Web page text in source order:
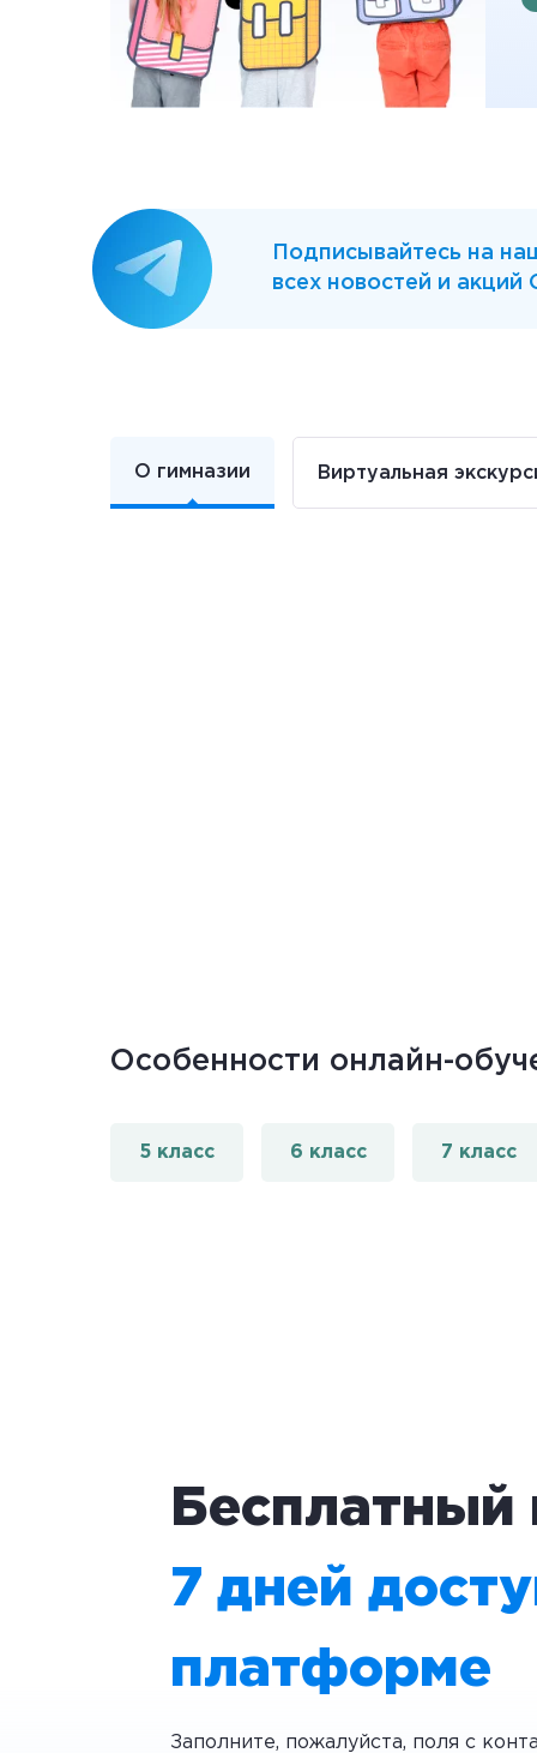
Подписывайтесь на
всех новостей и
О гимназии Виртуальная
Особенности онлайн-
5 класс 6 класс 7 класс
7 дней
платформе
Заполните, пожалуйста, поля с